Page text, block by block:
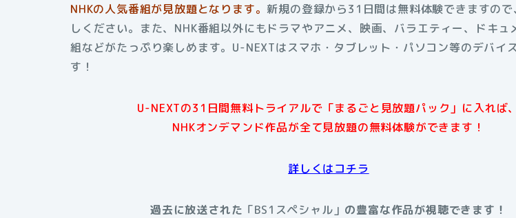
NHKの人気番組が見放題となります。 新規の登録から31日間は無料体験できますの
しください。また、NHK番組以外にもドラマやアニメ、映画、バラエティー、ドキュ
組などがたっぷり楽しめます。 U-NEXTはスマホ・タブレット・パソコン等のデバイ
す！
U-NEXTの31日間無料トライアルで「まるごと見放題パック」に入れば、
NHKオンデマンド作品が全て見放題の無料体験ができます！
詳しくはコチラ
過去に放送された 「BS1スペシャル」 の豊富な作品が視聴できます！